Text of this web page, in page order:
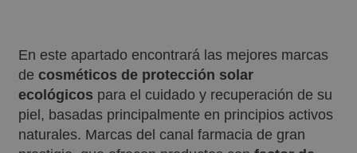
En este apartado encontrará las mejores marcas
decosméticos de protección solar
ecológicos para el cuidado y recuperación de su
piel, basadas principalmente en principios activos
naturales. Marcas del canal farmacia de gran